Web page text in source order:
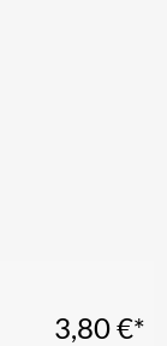
3,80€*